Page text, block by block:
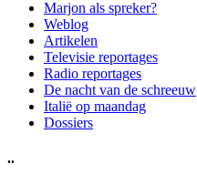
Marjon als spreker?
Weblog
Artikelen
Televisie reportages
Radio reportages
De nacht van de schreeuw
Italië op maandag
Dossiers
..